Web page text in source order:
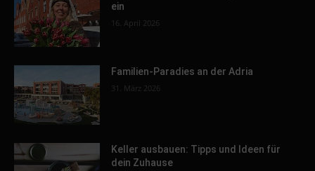
ein
16. April 2026
Familien-Paradies an der Adria
31. März 2026
Keller ausbauen: Tipps und Ideen für
dein Zuhause